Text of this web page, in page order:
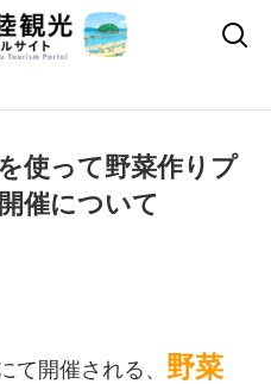
使って野菜作りプ
催について
て開催される、 野菜